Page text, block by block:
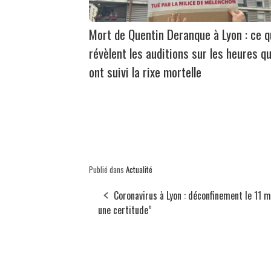
Mort de Quentin Deranque à Lyon : ce
révèlent les auditions sur les heures
ont suivi la rixe mortelle
Publié dans Actualité
Coronavirus à Lyon : déconfinement le 11
une certitude”